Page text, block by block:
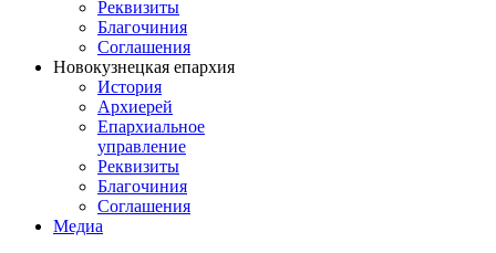
Реквизиты
Благочиния
Соглашения
Новокузнецкая епархия
История
Архиерей
Епархиальное
управление
Реквизиты
Благочиния
Соглашения
Медиа